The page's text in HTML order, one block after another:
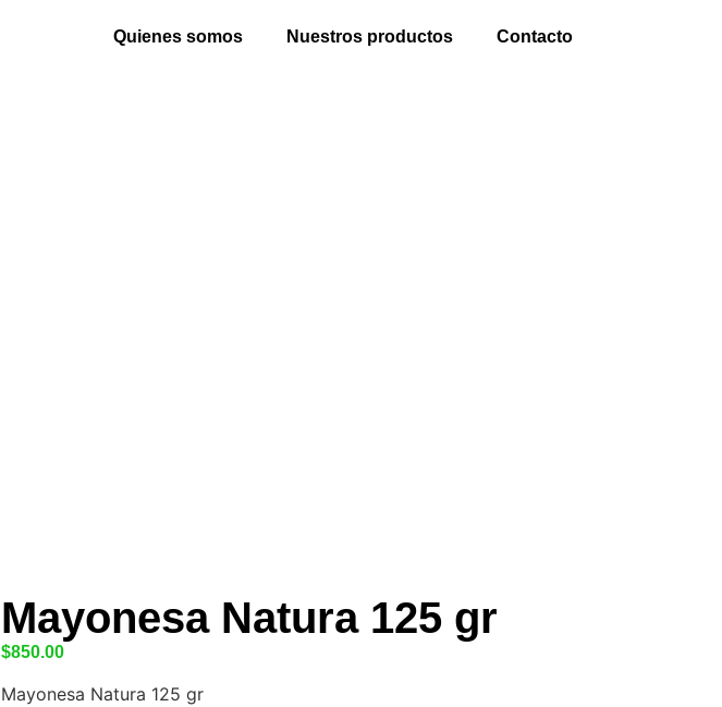
Quienes somos Nuestros productos Contacto
Mayonesa Natura 125 gr
$850.00
Mayonesa Natura 125 gr